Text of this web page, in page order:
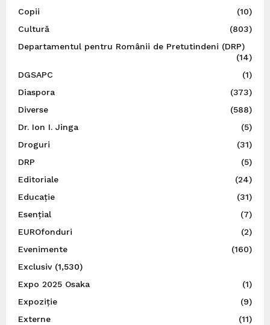
Copii
(10)
Cultură
(803)
Departamentul pentru Românii de Pretutindeni (DRP)
(14)
DGSAPC
(1)
Diaspora
(373)
Diverse
(588)
Dr. Ion I. Jinga
(5)
Droguri
(31)
DRP
(5)
Editoriale
(24)
Educație
(31)
Esențial
(7)
EUROfonduri
(2)
Evenimente
(160)
Exclusiv(1,530)
Expo 2025 Osaka
(1)
Expoziție
(9)
Externe
(11)